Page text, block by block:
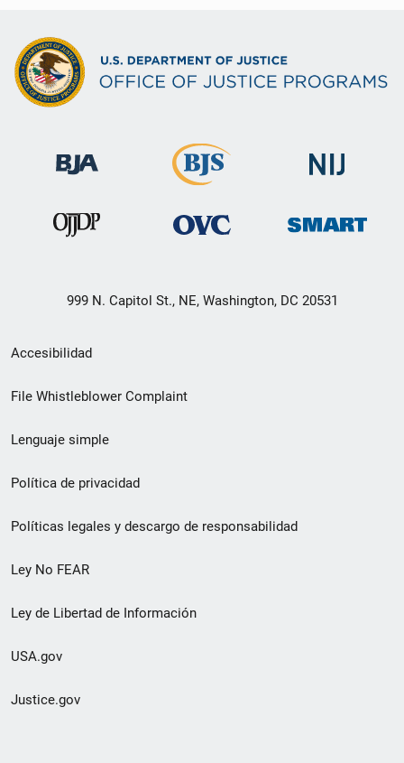
999 N. Capitol St., NE, Washington, DC 20531
Menú
de
de
pie
de
página
Accesibilidad
File Whistleblower Complaint
Lenguaje simple
Política de privacidad
Políticas legales y descargo de responsabilidad
Ley No FEAR
Ley de Libertad de Información
USA.gov
Justice.gov